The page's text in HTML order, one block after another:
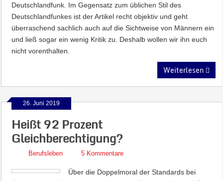
Deutschlandfunk. Im Gegensatz zum üblichen Stil des
Deutschlandfunkes ist der Artikel recht objektiv und geht
überraschend sachlich auch auf die Sichtweise von Männern ein
und ließ sogar ein wenig Kritik zu. Deshalb wollen wir ihn euch
nicht vorenthalten.
Weiterlesen
26. Juni 2019
Heißt 92 Prozent
Gleichberechtigung?
Berufsleben 5 Kommentare
Über die Doppelmoral der Standards bei